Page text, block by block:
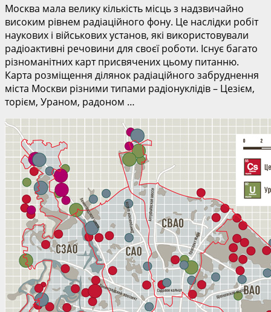
Москва мала велику кількість місць з надзвичайно
високим рівнем радіаційного фону. Це наслідки робіт
наукових і військових установ, які використовували
радіоактивні речовини для своєї роботи. Існує багато
різноманітних карт присвячених цьому питанню.
Карта розміщення ділянок радіаційного забруднення
міста Москви різними типами радіонуклідів – Цезієм,
торієм, Ураном, радоном …